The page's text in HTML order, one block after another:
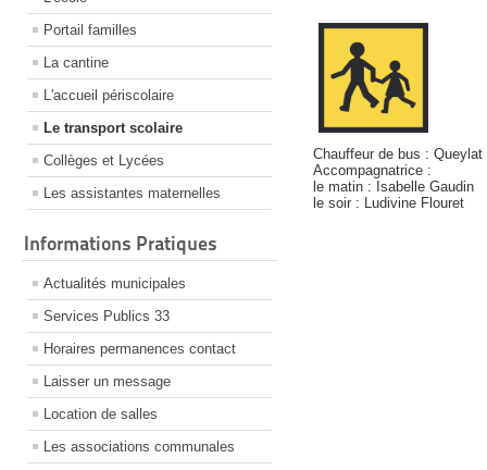
Portail familles
La cantine
L'accueil périscolaire
Le transport scolaire
Collèges et Lycées
Les assistantes maternelles
Informations Pratiques
Actualités municipales
Services Publics 33
Horaires permanences contact
Laisser un message
Location de salles
Les associations communales
Chauffeur de bus : Queylat
Accompagnatrice :
le matin : Isabelle Gaudin
le soir : Ludivine Flouret